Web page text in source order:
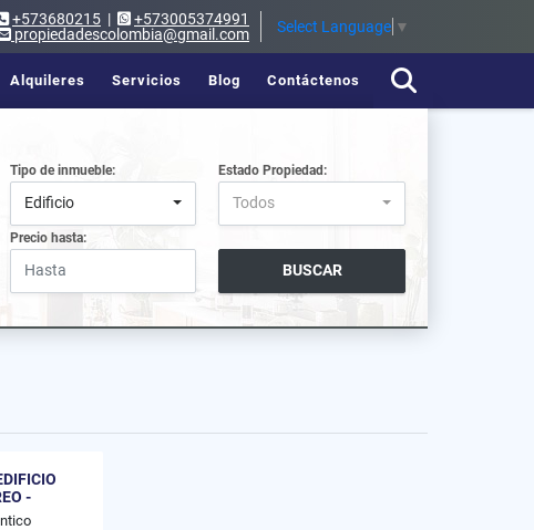
+573680215 |
+573005374991
propiedadescolombia@gmail.com
Select Language ▼
Alquileres Servicios Blog Contáctenos
Tipo de inmueble:
Edificio
Estado Propiedad:
Todos
Precio hasta:
BUSCAR
-